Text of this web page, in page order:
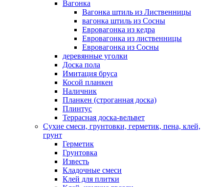
Вагонка
Вагонка штиль из Лиственницы
вагонка штиль из Сосны
Евровагонка из кедра
Евровагонка из лиственницы
Евровагонка из Сосны
деревянные уголки
Доска пола
Имитация бруса
Косой планкен
Наличник
Планкен (строганная доска)
Плинтус
Террасная доска-вельвет
Сухие смеси, грунтовки, герметик, пена, клей,
грунт
Герметик
Грунтовка
Известь
Кладочные смеси
Клей для плитки